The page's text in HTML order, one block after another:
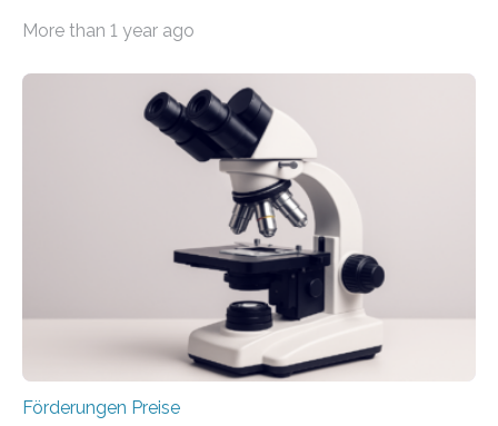
hochrangige wissenschaftliche Publikation zum Thema
Schlaganfall“ mit Sitz in Würzburg fördert die
Schlaganfallforschung, um die Behandlung der
Betroffenen zu verbessern. Dazu schreibt sie auch in
diesem Jahr wieder deutschlandweit den Hentschel-
Preis aus. Er richtet sich gezielt an jüngere
Forscherinnen und Forscher unter 40 Jahren. Geehrt
werden soll eine herausragende Doktorarbeit oder eine
hochrangige wissenschaftliche Publikation zum Thema
More than 1 year ago
Förderungen Preise